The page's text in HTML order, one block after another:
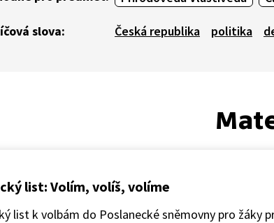
slova: Česká republika politika
list: Volím, volíš, volíme
list k volbám do Poslanecké sněmovny pro žáky